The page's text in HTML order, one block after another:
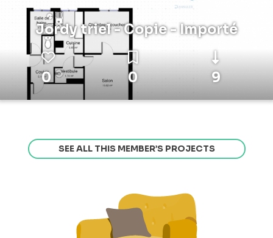
Jordy triel - Copie - Importé
0 0 9
SEE ALL THIS MEMBER’S PROJECTS